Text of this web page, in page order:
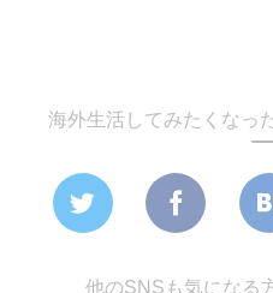
海外生活してみたくなっ
他のSNSも気になる